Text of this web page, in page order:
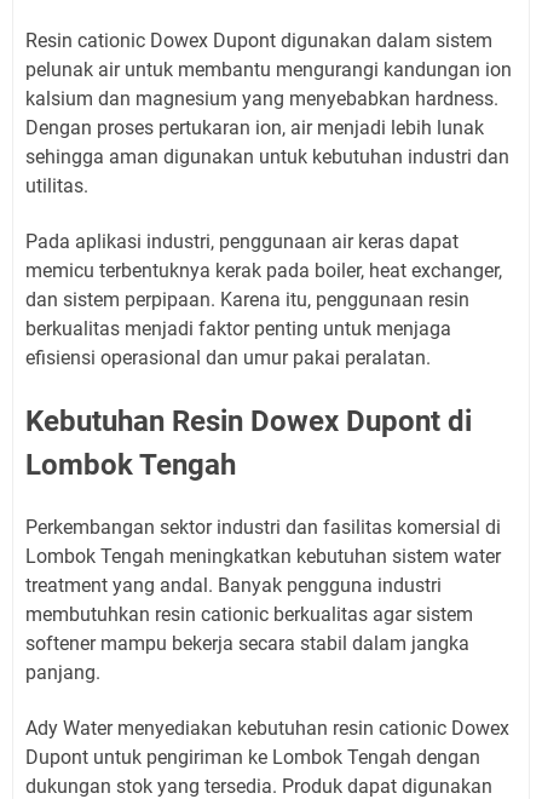
Resin cationic Dowex Dupont digunakan dalam sistem
pelunak air untuk membantu mengurangi kandungan ion
kalsium dan magnesium yang menyebabkan hardness.
Dengan proses pertukaran ion, air menjadi lebih lunak
sehingga aman digunakan untuk kebutuhan industri dan
utilitas.
Pada aplikasi industri, penggunaan air keras dapat
memicu terbentuknya kerak pada boiler, heat exchanger,
dan sistem perpipaan. Karena itu, penggunaan resin
berkualitas menjadi faktor penting untuk menjaga
efisiensi operasional dan umur pakai peralatan.
Kebutuhan Resin Dowex Dupont di
Lombok Tengah
Perkembangan sektor industri dan fasilitas komersial di
Lombok Tengah meningkatkan kebutuhan sistem water
treatment yang andal. Banyak pengguna industri
membutuhkan resin cationic berkualitas agar sistem
softener mampu bekerja secara stabil dalam jangka
panjang.
Ady Water menyediakan kebutuhan resin cationic Dowex
Dupont untuk pengiriman ke Lombok Tengah dengan
dukungan stok yang tersedia. Produk dapat digunakan